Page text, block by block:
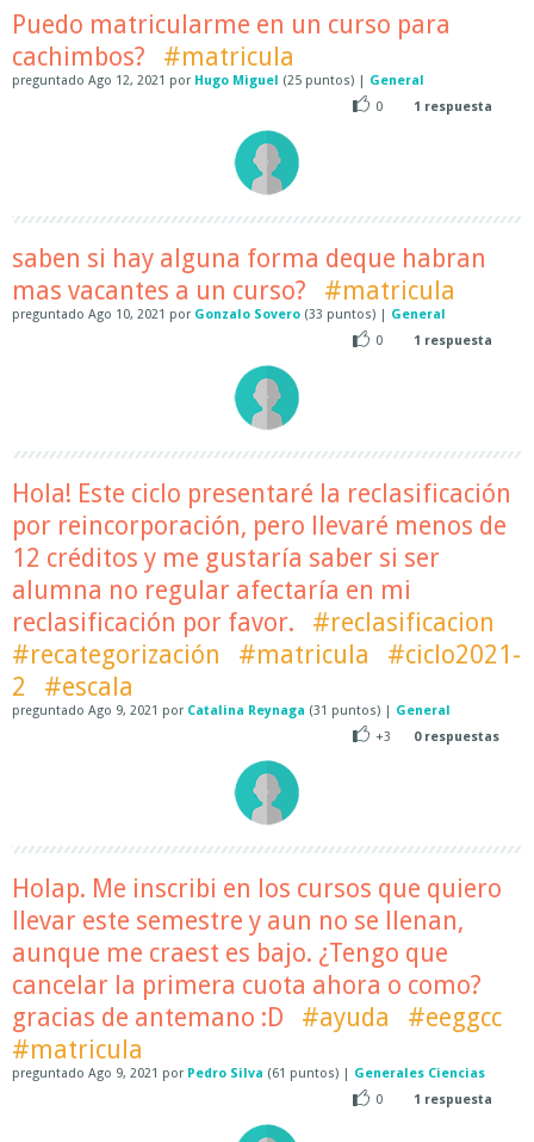
Puedo matricularme en un curso para
cachimbos?
#matricula
preguntado Ago 12, 2021 por Hugo Miguel (25 puntos) | General
0
1 respuesta
saben si hay alguna forma deque habran
mas vacantes a un curso?
#matricula
preguntado Ago 10, 2021 por Gonzalo Sovero (33 puntos) | General
0
1 respuesta
Hola! Este ciclo presentaré la reclasificación
por reincorporación, pero llevaré menos de
12 créditos y me gustaría saber si ser
alumna no regular afectaría en mi
reclasificación por favor.
#reclasificacion
#recategorización
#matricula
#ciclo2021-
2
#escala
preguntado Ago 9, 2021 por Catalina Reynaga (31 puntos) | General
+3
0respuestas
Holap. Me inscribi en los cursos que quiero
llevar este semestre y aun no se llenan,
aunque me craest es bajo. ¿Tengo que
cancelar la primera cuota ahora o como?
gracias de antemano :D
#ayuda
#eeggcc
#matricula
preguntado Ago 9, 2021 por Pedro Silva (61 puntos) | Generales Ciencias
0
1 respuesta